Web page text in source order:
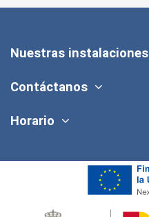
Nuestras instalaciones
Contáctanos
Horario